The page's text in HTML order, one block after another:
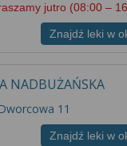
jutro (08:00 –
Znajdź leki w
NADBUŻAŃSKA
11
Znajdź leki w